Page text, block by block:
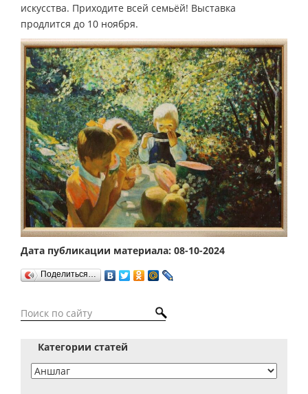
искусства. Приходите всей семьёй! Выставка
продлится до 10 ноября.
Дата публикации материала: 08-10-2024
Поделиться…
Категории статей